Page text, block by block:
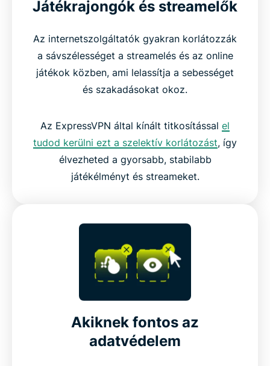
Játékrajongók és streamelők
Az internetszolgáltatók gyakran korlátozzák
a sávszélességet a streamelés és az online
játékok közben, ami lelassítja a sebességet
és szakadásokat okoz.
Az ExpressVPN által kínált titkosítással el
tudod kerülni ezt a szelektív korlátozást, így
élvezheted a gyorsabb, stabilabb
játékélményt és streameket.
Akiknek fontos az
adatvédelem